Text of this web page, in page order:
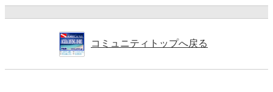
コミュニティトップへ戻る